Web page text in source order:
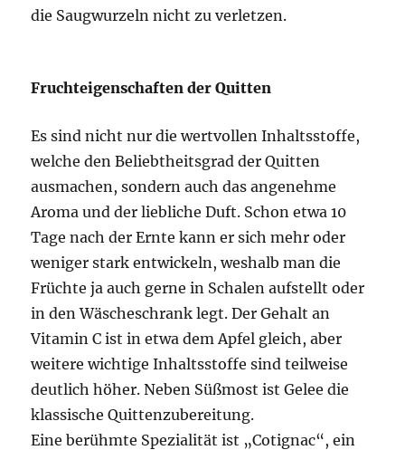
die Saugwurzeln nicht zu verletzen.
Fruchteigenschaften der Quitten
Es sind nicht nur die wertvollen Inhaltsstoffe,
welche den Beliebtheitsgrad der Quitten
ausmachen, sondern auch das angenehme
Aroma und der liebliche Duft. Schon etwa 10
Tage nach der Ernte kann er sich mehr oder
weniger stark entwickeln, weshalb man die
Früchte ja auch gerne in Schalen aufstellt oder
in den Wäscheschrank legt. Der Gehalt an
Vitamin C ist in etwa dem Apfel gleich, aber
weitere wichtige Inhaltsstoffe sind teilweise
deutlich höher. Neben Süßmost ist Gelee die
klassische Quittenzubereitung.
Eine berühmte Spezialität ist „Cotignac“, ein